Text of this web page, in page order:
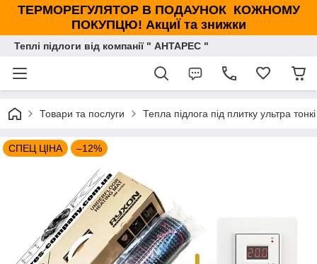
ТЕРМОРЕГУЛЯТОР В ПОДАУНОК КОЖНОМУ
ПОКУПЦЮ! АкциЇ та знижки
Теплі підлоги від компанії " АНТАРЕС "
Товари та послуги Тепла підлога під плитку ультра
СПЕЦ ЦІНА –12%